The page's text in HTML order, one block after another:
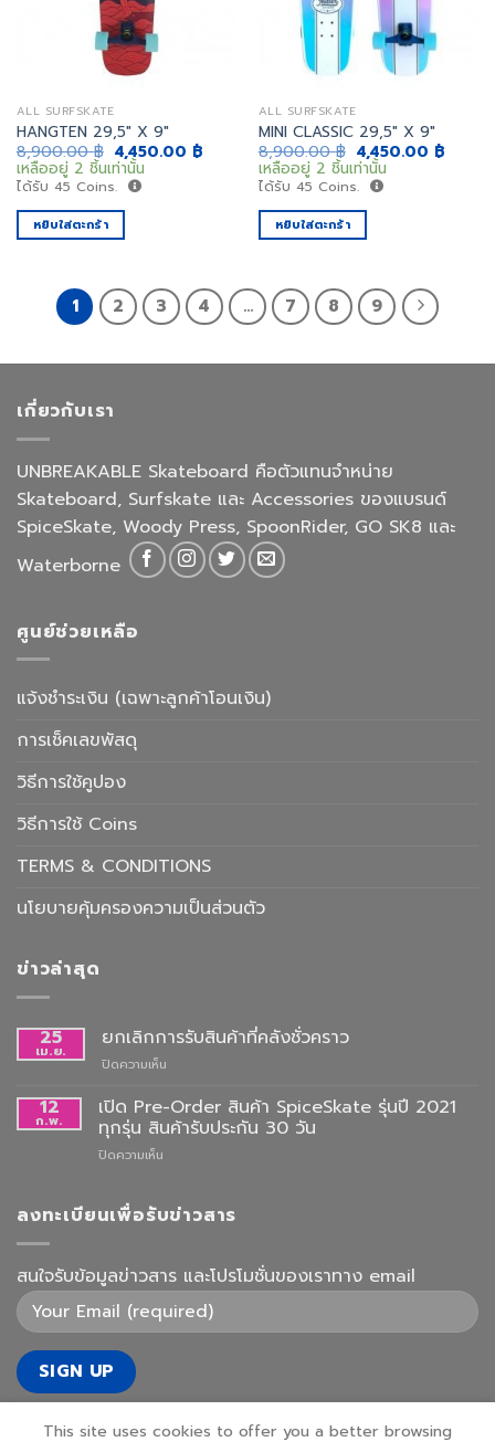
ALL SURFSKATE
HANGTEN 29,5″ X 9″
8,900.00฿ Original
price
was:
8,900.00 ฿.
4,450.00 ฿Current
4,450.00 ฿.
เหลืออยู่ 2 ชิ้นเท่านั้น
ได้รับ 45 Coins.
หยิบใส่ตะกร้า
ALL SURFSKATE
MINI CLASSIC 29,5″ X 9″
8,900.00฿ Original
price
was:
8,900.00 ฿.
4,450.00 ฿
เหลืออยู่ 2 ชิ้นเท่านั้น
ได้รับ 45 Coins.
หยิบใส่ตะกร้า
1 2 3 4 … 7 8 9
เกี่ยวกับเรา
UNBREAKABLE Skateboard คือตัวแทนจำหน่าย
Skateboard, Surfskate และ Accessories ของแบรนด์
SpiceSkate, Woody Press, SpoonRider, GO SK8 และ
Waterborne
ศูนย์ช่วยเหลือ
แจ้งชำระเงิน (เฉพาะลูกค้าโอนเงิน)
การเช็คเลขพัสดุ
วิธีการใช้คูปอง
วิธีการใช้ Coins
TERMS & CONDITIONS
นโยบายคุ้มครองความเป็นส่วนตัว
ข่าวล่าสุด
25
เม.ย.
ยกเลิกการรับสินค้าที่คลังชั่วคราว
ปิดความเห็น
การ
รับ
สินค้า
12
ก.พ.
เปิด Pre-Order สินค้า SpiceSkate รุ่นปี 2021
ทุกรุ่น สินค้ารับประกัน 30 วัน
ปิดความเห็น
Order
ปี
2021
ทุก
ประกัน
วัน
ลงทะเบียนเพื่อรับข่าวสาร
สนใจรับข้อมูลข่าวสาร และโปรโมชั่นของเราทาง email
This site uses cookies to offer you a better browsing